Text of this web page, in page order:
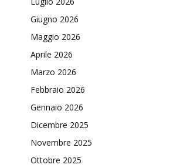
Giugno 2026
Maggio 2026
Aprile 2026
Marzo 2026
Febbraio 2026
Gennaio 2026
Dicembre 2025
Novembre 2025
Ottobre 2025